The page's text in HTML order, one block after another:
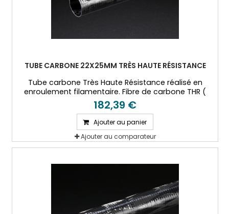
TUBE CARBONE 22X25MM TRÈS HAUTE RÉSISTANCE
Tube carbone Très Haute Résistance réalisé en
enroulement filamentaire. Fibre de carbone THR (
T800) et résine époxy.
182,39 €
Ajouter au panier
Ajouter au comparateur